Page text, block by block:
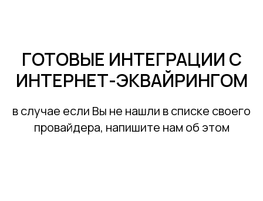
ГОТОВЫЕ ИНТЕГРАЦИИ С
ИНТЕРНЕТ-ЭКВАЙРИНГОМ
в случае если Вы не нашли в списке своего
провайдера, напишите нам об этом